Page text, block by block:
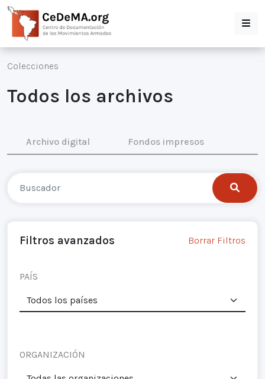
Colecciones
Todos los archivos
Archivo digital Fondos impresos
Filtros avanzados Borrar Filtros
PAÍS
ORGANIZACIÓN